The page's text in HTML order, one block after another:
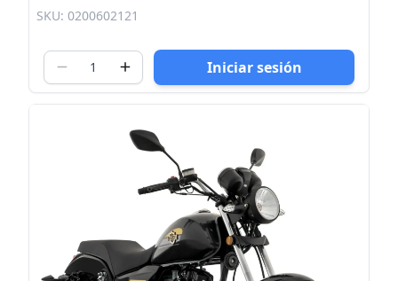
SKU: 0200602121
Iniciar sesión